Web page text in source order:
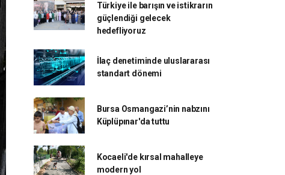
Türkiye ile barışın ve istikrarın
güçlendiği gelecek
hedefliyoruz
İlaç denetiminde uluslararası
standart dönemi
Bursa Osmangazi’nin nabzını
Küplüpınar'da tuttu
Kocaeli'de kırsal mahalleye
modern yol